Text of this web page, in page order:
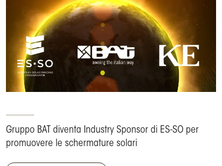
Gruppo BAT diventa Industry Sponsor di ES-SO per
promuovere le schermature solari